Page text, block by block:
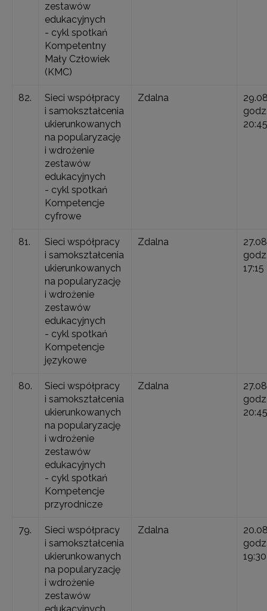
zestawów
edukacyjnych
- cykl spotkań
Kompetentny
Mały Człowiek
(KMC)
82.
Sieci współpracy
i samokształcenia
ukierunkowanych
na popularyzację
i wdrożenie
zestawów
edukacyjnych
- cykl spotkań
Kompetencje
cyfrowe
Zdalna
20:45
81.
Sieci współpracy
i samokształcenia
ukierunkowanych
na popularyzację
i wdrożenie
zestawów
edukacyjnych
- cykl spotkań
Kompetencje
językowe
Zdalna
17:15
80.
Sieci współpracy
i samokształcenia
ukierunkowanych
na popularyzację
i wdrożenie
zestawów
edukacyjnych
- cykl spotkań
Kompetencje
przyrodnicze
Zdalna
20:45
79.
Sieci współpracy
i samokształcenia
ukierunkowanych
na popularyzację
i wdrożenie
zestawów
Zdalna
19:30